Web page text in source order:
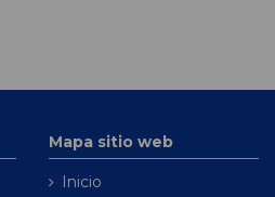
Mapa sitio web
Inicio